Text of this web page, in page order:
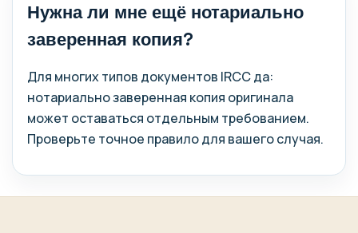
Нужна ли мне ещё нотариально
заверенная копия?
Для многих типов документов IRCC да:
нотариально заверенная копия оригинала
может оставаться отдельным требованием.
Проверьте точное правило для вашего случая.